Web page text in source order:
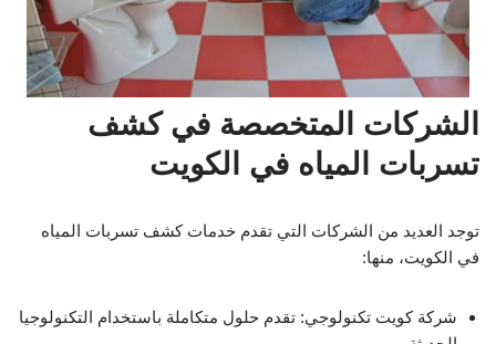
الشركات المتخصصة في كشف
تسربات المياه في الكويت
توجد العديد من الشركات التي تقدم خدمات كشف تسربات المياه
في الكويت، منها:
شركة كويت تكنولوجي: تقدم حلول متكاملة باستخدام التكنولوجيا